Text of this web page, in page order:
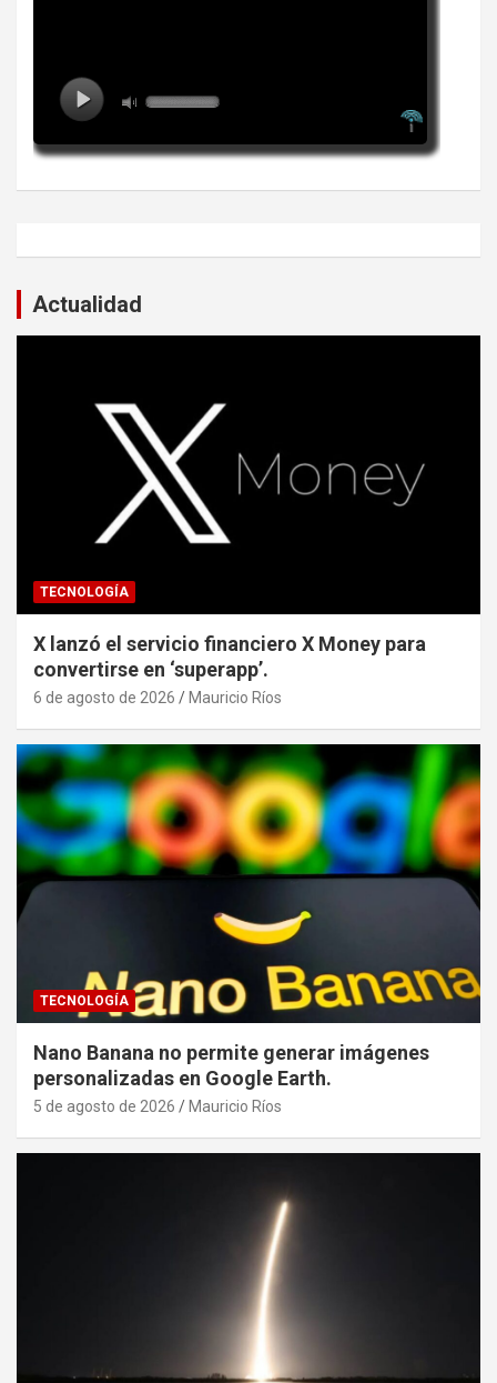
Actualidad
TECNOLOGÍA
X lanzó el servicio financiero X Money para
convertirse en ‘superapp’.
6 de agosto de 2026 Mauricio Ríos
TECNOLOGÍA
Nano Banana no permite generar imágenes
personalizadas en Google Earth.
5 de agosto de 2026 Mauricio Ríos